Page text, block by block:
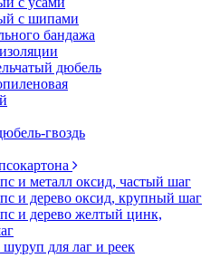
с шипами
бандажа
дюбель
гвоздь
и металл оксид, частый шаг
и дерево оксид, крупный шаг
и дерево желтый цинк,
для лаг и реек